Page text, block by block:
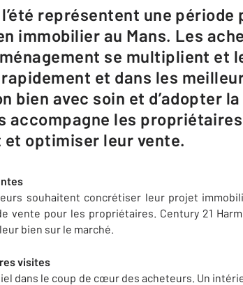
immobilier au Mans. Les
se multiplient et
et dans les
bien avec soin et d’adopter
accompagne les
optimiser leur vente.
souhaitent concrétiser leur projet
pour les propriétaires. Century 21
bien sur le marché.
visites
dans le coup de cœur des acheteurs. Un